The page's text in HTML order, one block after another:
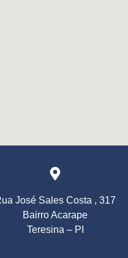
José Sales Costa , 317
Bairro Acarape
Teresina – PI